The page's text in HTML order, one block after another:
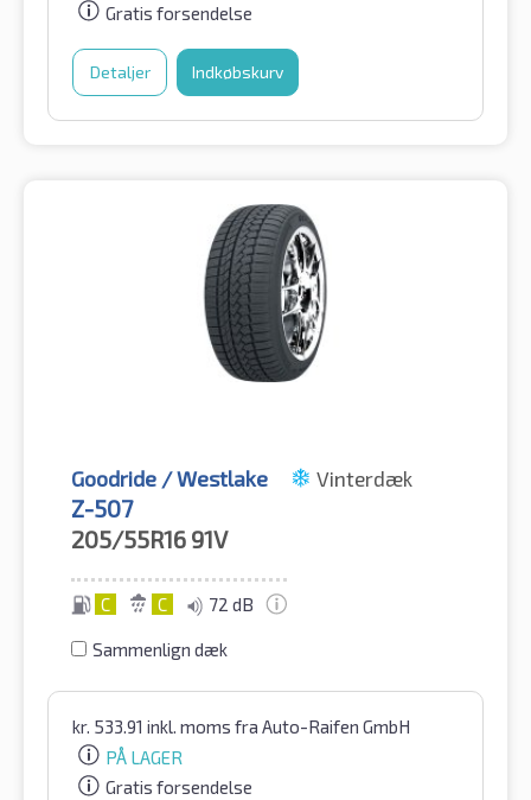
Gratis forsendelse
Detaljer Indkøbskurv
Goodride / Westlake Vinterdæk
Z-507
205/55R16 91V
C C 72 dB
Sammenlign dæk
kr. 533.91 inkl. moms fra Auto-Raifen GmbH
PÅ LAGER
Gratis forsendelse